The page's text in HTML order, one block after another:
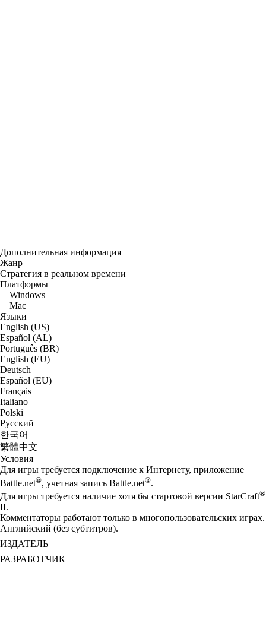
Дополнительная информация
Жанр
Стратегия в реальном времени
Платформы
Windows
Mac
Языки
English (US)
Español (AL)
Português (BR)
English (EU)
Deutsch
Español (EU)
Français
Italiano
Polski
Русский
한국어
繁體中文
Условия
Для игры требуется подключение к Интернету, приложение
Battle.net®, учетная запись Battle.net®.
Для игры требуется наличие хотя бы стартовой версии StarCraft®
II.
Комментаторы работают только в многопользовательских играх.
Английский (без субтитров).
ИЗДАТЕЛЬ
РАЗРАБОТЧИК